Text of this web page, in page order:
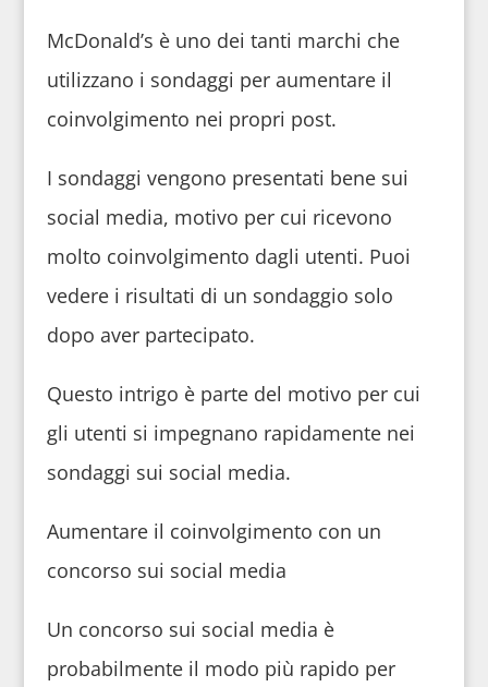
McDonald’s è uno dei tanti marchi che
utilizzano i sondaggi per aumentare il
coinvolgimento nei propri post.
I sondaggi vengono presentati bene sui
social media, motivo per cui ricevono
molto coinvolgimento dagli utenti. Puoi
vedere i risultati di un sondaggio solo
dopo aver partecipato.
Questo intrigo è parte del motivo per cui
gli utenti si impegnano rapidamente nei
sondaggi sui social media.
Aumentare il coinvolgimento con un
concorso sui social media
Un concorso sui social media è
probabilmente il modo più rapido per